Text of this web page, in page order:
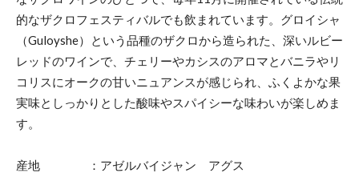
的なザクロフェスティバルでも飲まれています。グロイシャ
（Guloyshe）という品種のザクロから造られた、深いルビー
レッドのワインで、チェリーやカシスのアロマとバニラやリ
コリスにオークの甘いニュアンスが感じられ、ふくよかな果
実味としっかりとした酸味やスパイシーな味わいが楽しめま
す。
産地 ：アゼルバイジャン アグス